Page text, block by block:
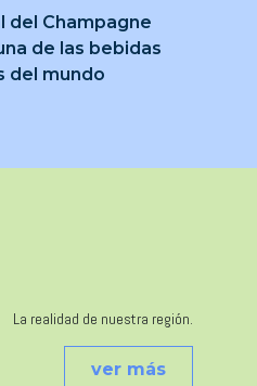
del Champagne
de las bebidas
del mundo
La realidad de nuestra región.
ver más